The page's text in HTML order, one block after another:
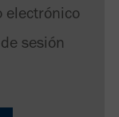
electrónico
sesión